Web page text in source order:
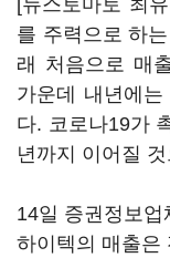
[뉴스토마토 최
를 주력으로 하는
래 처음으로 매
가운데 내년에는
다. 코로나19가
년까지 이어질
14일 증권정보
하이텍의 매출은